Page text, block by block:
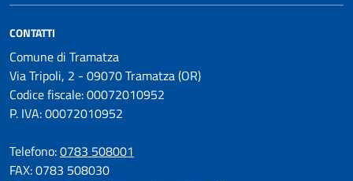
CONTATTI
Comune di Tramatza
Via Tripoli, 2 - 09070 Tramatza (OR)
Codice fiscale: 00072010952
P. IVA: 00072010952
Telefono:0783 508001
FAX: 0783 508030